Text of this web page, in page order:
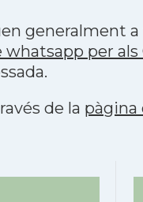
generalment a
per als
de la pàgina